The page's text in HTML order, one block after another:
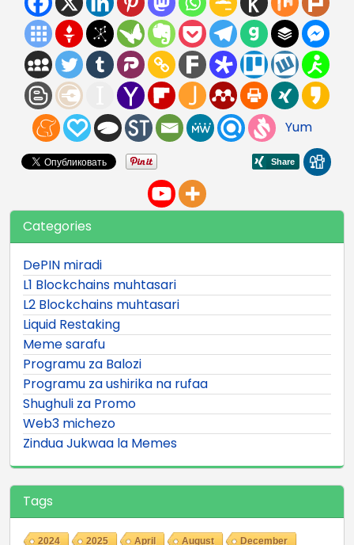
Yum
Categories
DePIN miradi
L1 Blockchains muhtasari
L2 Blockchains muhtasari
Liquid Restaking
Meme sarafu
Programu za Balozi
Programu za ushirika na rufaa
Shughuli za Promo
Web3 michezo
Zindua Jukwaa la Memes
Tags
2024 2025 April August December